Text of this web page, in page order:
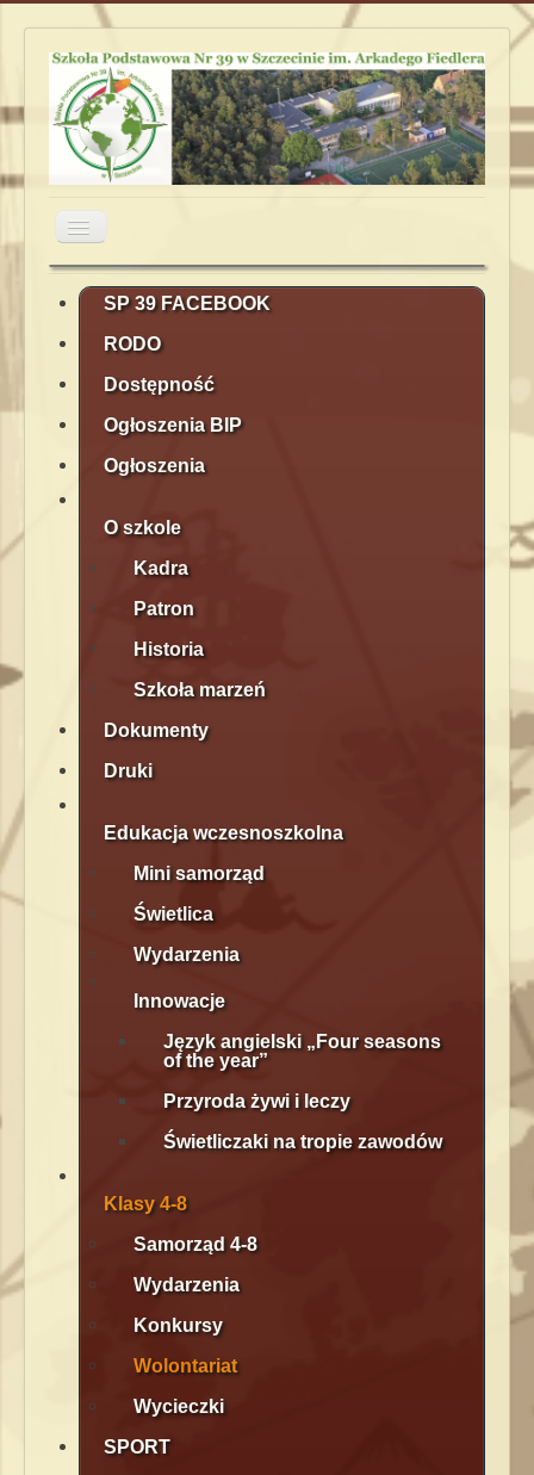
Przełącz
nawigację
Aktualności Obiady Plan lekcji
Terminarz
SP 39 FACEBOOK
RODO
Dostępność
Ogłoszenia BIP
Ogłoszenia
O szkole
Kadra
Patron
Historia
Szkoła marzeń
Dokumenty
Druki
Edukacja wczesnoszkolna
Mini samorząd
Świetlica
Wydarzenia
Innowacje
Język angielski „Four seasons
of the year”
Przyroda żywi i leczy
Świetliczaki na tropie zawodów
Klasy 4-8
Samorząd 4-8
Wydarzenia
Konkursy
Wolontariat
Wycieczki
SPORT